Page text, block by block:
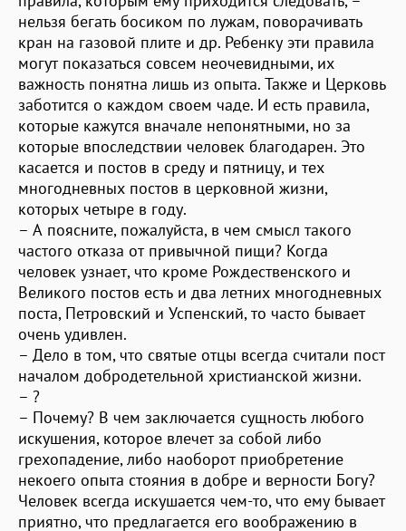
нельзя бегать босиком по лужам, поворачивать
кран на газовой плите и др. Ребенку эти правила
могут показаться совсем неочевидными, их
важность понятна лишь из опыта. Также и Церковь
заботится о каждом своем чаде. И есть правила,
которые кажутся вначале непонятными, но за
которые впоследствии человек благодарен. Это
касается и постов в среду и пятницу, и тех
многодневных постов в церковной жизни,
которых четыре в году.
– А поясните, пожалуйста, в чем смысл такого
частого отказа от привычной пищи? Когда
человек узнает, что кроме Рождественского и
Великого постов есть и два летних многодневных
поста, Петровский и Успенский, то часто бывает
очень удивлен.
– Дело в том, что святые отцы всегда считали пост
началом добродетельной христианской жизни.
– ?
– Почему? В чем заключается сущность любого
искушения, которое влечет за собой либо
грехопадение, либо наоборот приобретение
некоего опыта стояния в добре и верности Богу?
Человек всегда искушается чем-то, что ему бывает
приятно, что предлагается его воображению в